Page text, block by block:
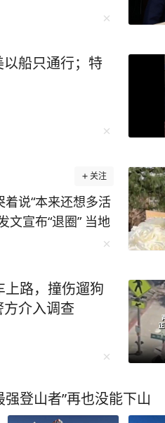
船只通行；特
关注
说“本来还想多活
文宣布“退圈” 当地
日本籍女网红在首
国男团ENHYPE
国巡演期间，她
随后西村力在直
发文道歉并宣
活着的意义都没有
钟后用绳索自尽，
路，撞伤遛狗
介入调查
登山者”再也没能下山